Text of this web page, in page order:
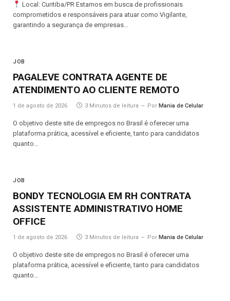
Local: Curitiba/PR Estamos em busca de profissionais
comprometidos e responsáveis para atuar como Vigilante,
garantindo a segurança de empresas…
JOB
PAGALEVE CONTRATA AGENTE DE
ATENDIMENTO AO CLIENTE REMOTO
1 de agosto de 2026 3 Minutos de leitura Por Mania de Celular
O objetivo deste site de empregos no Brasil é oferecer uma
plataforma prática, acessível e eficiente, tanto para candidatos
quanto…
JOB
BONDY TECNOLOGIA EM RH CONTRATA
ASSISTENTE ADMINISTRATIVO HOME
OFFICE
1 de agosto de 2026 3 Minutos de leitura Por Mania de Celular
O objetivo deste site de empregos no Brasil é oferecer uma
plataforma prática, acessível e eficiente, tanto para candidatos
quanto…